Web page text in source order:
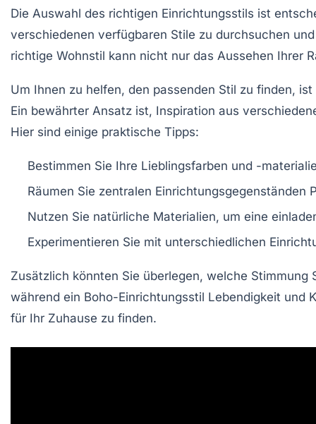
Die Auswahl des richtigen Einrichtungsstils ist
verschiedenen verfügbaren Stile zu durchsuchen
richtige Wohnstil kann nicht nur das Aussehen Ihrer
Um Ihnen zu helfen, den passenden Stil zu finden,
Ein bewährter Ansatz ist, Inspiration aus
Hier sind einige praktische Tipps:
Bestimmen Sie Ihre Lieblingsfarben und -
Räumen Sie zentralen Einrichtungsgegenständen
Nutzen Sie natürliche Materialien, um eine
Experimentieren Sie mit unterschiedlichen
Zusätzlich könnten Sie überlegen, welche
während ein Boho-Einrichtungsstil Lebendigkeit und
für Ihr Zuhause zu finden.